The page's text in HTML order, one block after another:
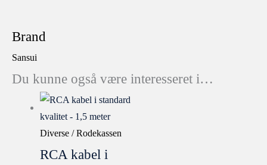
Brand
Sansui
Du kunne også være interesseret i…
Diverse / Rodekassen
RCA kabel i